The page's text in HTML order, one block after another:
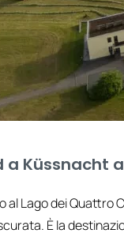
a Küssnacht
al Lago dei Quattro
È la